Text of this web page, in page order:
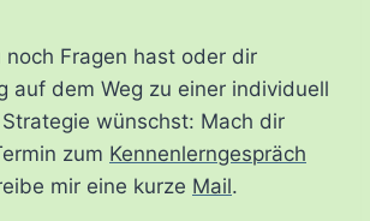
Fragen hast oder dir
auf dem Weg zu einer individuell
wünschst: Mach dir
zum Kennenlerngespräch
mir eine kurze Mail.